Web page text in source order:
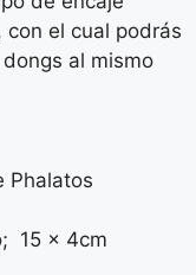
el cual podrás
al mismo
Phalatos
15 x 4cm